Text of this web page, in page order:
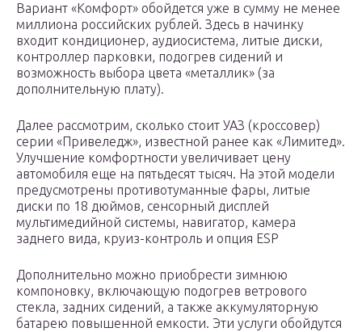
Вариант «Комфорт» обойдется уже в сумму не менее
миллиона российских рублей. Здесь в начинку
входит кондиционер, аудиосистема, литые диски,
контроллер парковки, подогрев сидений и
возможность выбора цвета «металлик» (за
дополнительную плату).
Далее рассмотрим, сколько стоит УАЗ (кроссовер)
серии «Привеледж», известной ранее как «Лимитед».
Улучшение комфортности увеличивает цену
автомобиля еще на пятьдесят тысяч. На этой модели
предусмотрены противотуманные фары, литые
диски по 18 дюймов, сенсорный дисплей
мультимедийной системы, навигатор, камера
заднего вида, круиз-контроль и опция ESP
Дополнительно можно приобрести зимнюю
компоновку, включающую подогрев ветрового
стекла, задних сидений, а также аккумуляторную
батарею повышенной емкости. Эти услуги обойдутся